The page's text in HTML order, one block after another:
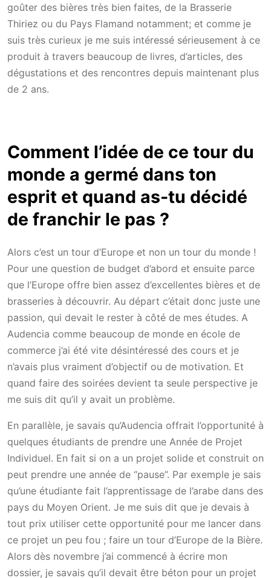
goûter des bières très bien faites, de la Brasserie
Thiriez ou du Pays Flamand notamment; et comme je
suis très curieux je me suis intéressé sérieusement à ce
produit à travers beaucoup de livres, d’articles, des
dégustations et des rencontres depuis maintenant plus
de 2 ans.
Comment l’idée de ce tour du
monde a germé dans ton
esprit et quand as-tu décidé
de franchir le pas ?
Alors c’est un tour d’Europe et non un tour du monde !
Pour une question de budget d’abord et ensuite parce
que l’Europe offre bien assez d’excellentes bières et de
brasseries à découvrir. Au départ c’était donc juste une
passion, qui devait le rester à côté de mes études. A
Audencia comme beaucoup de monde en école de
commerce j’ai été vite désintéressé des cours et je
n’avais plus vraiment d’objectif ou de motivation. Et
quand faire des soirées devient ta seule perspective je
me suis dit qu’il y avait un problème.
En parallèle, je savais qu’Audencia offrait l’opportunité à
quelques étudiants de prendre une Année de Projet
Individuel. En fait si on a un projet solide et construit on
peut prendre une année de “pause”. Par exemple je sais
qu’une étudiante fait l’apprentissage de l’arabe dans des
pays du Moyen Orient. Je me suis dit que je devais à
tout prix utiliser cette opportunité pour me lancer dans
ce projet un peu fou ; faire un tour d’Europe de la Bière.
Alors dès novembre j’ai commencé à écrire mon
dossier, je savais qu’il devait être béton pour un projet